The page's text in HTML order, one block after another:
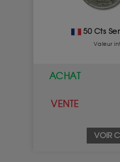
50 Cts
Valeur
ACHAT
VENTE
VOIR